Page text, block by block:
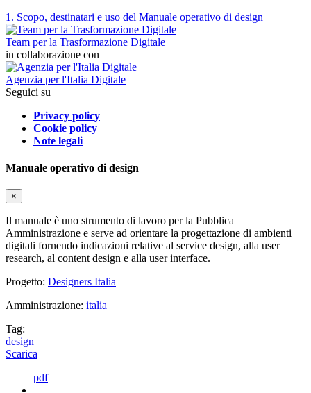
1. Scopo, destinatari e uso del Manuale operativo di design
Team per la Trasformazione Digitale
in collaborazione con
Agenzia per l'Italia Digitale
Seguici su
Privacy policy
Cookie policy
Note legali
Manuale operativo di design
×
Il manuale è uno strumento di lavoro per la Pubblica
Amministrazione e serve ad orientare la progettazione di ambienti
digitali fornendo indicazioni relative al service design, alla user
research, al content design e alla user interface.
Progetto: Designers Italia
Amministrazione: italia
Tag:
design
Scarica
pdf